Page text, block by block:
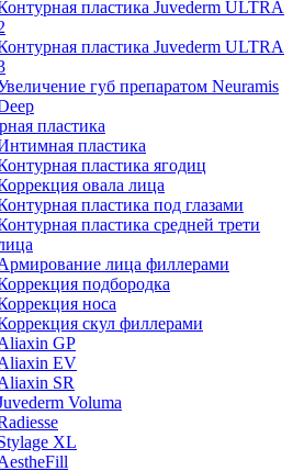
пластика Juvederm ULTRA
пластика Juvederm ULTRA
губ препаратом Neuramis
пластика
пластика
пластика ягодиц
овала лица
пластика под глазами
пластика средней трети
лица филлерами
подбородка
носа
скул филлерами
GP
EV
SR
Voluma
XL